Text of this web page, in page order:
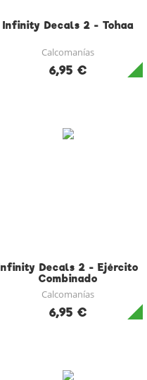
Infinity Decals 2 - Tohaa
Calcomanías
6,95 €
Infinity Decals 2 - Ejército
Combinado
Calcomanías
6,95 €